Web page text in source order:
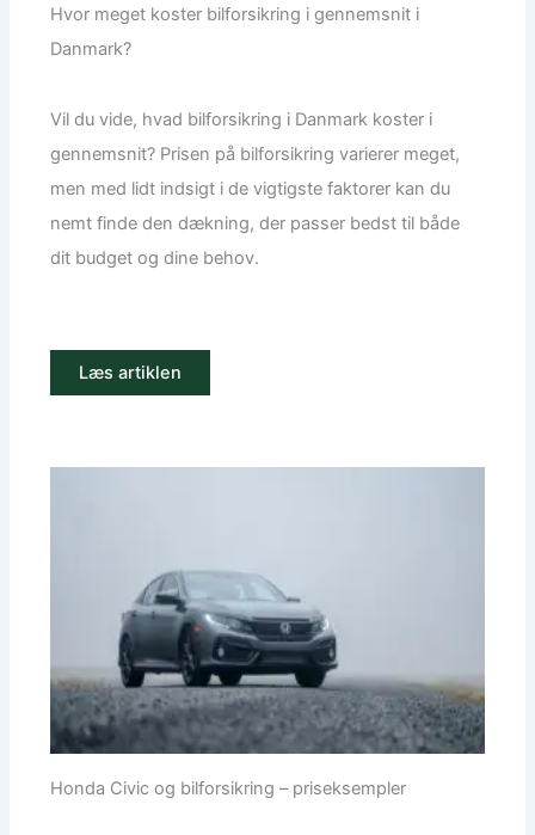
Hvor meget koster bilforsikring i gennemsnit i
Danmark?
Vil du vide, hvad bilforsikring i Danmark koster i
gennemsnit? Prisen på bilforsikring varierer meget,
men med lidt indsigt i de vigtigste faktorer kan du
nemt finde den dækning, der passer bedst til både
dit budget og dine behov.
Læs artiklen
Honda Civic og bilforsikring – priseksempler